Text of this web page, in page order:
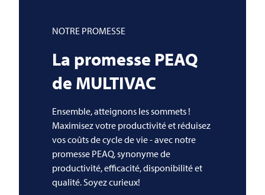
NOTRE PROMESSE
La promesse PEAQ
de MULTIVAC
Ensemble, atteignons les sommets !
Maximisez votre productivité et réduisez
vos coûts de cycle de vie - avec notre
promesse PEAQ, synonyme de
productivité, efficacité, disponibilité et
qualité. Soyez curieux!